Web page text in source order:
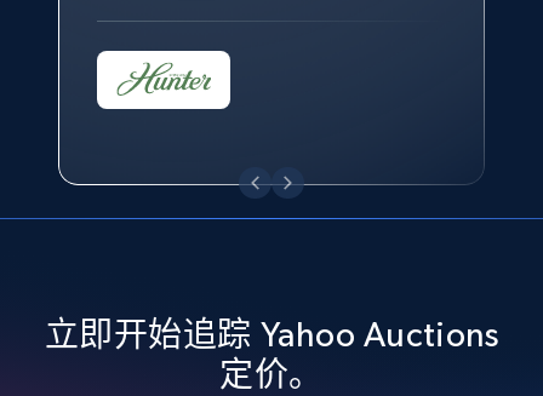
eBay - Collect records by category
URL, Product id, Title, Seller name, Seller rating,
Seller reviews, Breadcrumbs, Root category, and
more.
URL, Product id, Title, Product description,
Rating, Reviews count, Images, Variations, and
立即开始追踪 Yahoo Auctions
定价。